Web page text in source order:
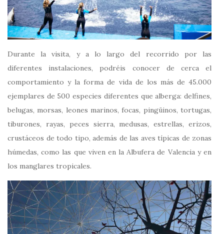
Durante la visita, y a lo largo del recorrido por las
diferentes instalaciones, podréis conocer de cerca el
comportamiento y la forma de vida de los más de 45.000
ejemplares de 500 especies diferentes que alberga: delfines,
belugas, morsas, leones marinos, focas, pingüinos, tortugas,
tiburones, rayas, peces sierra, medusas, estrellas, erizos,
crustáceos de todo tipo, además de las aves típicas de zonas
húmedas, como las que viven en la Albufera de Valencia y en
los manglares tropicales.